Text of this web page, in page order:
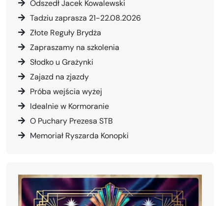
Odszedł Jacek Kowalewski
Tadziu zaprasza 21-22.08.2026
Złote Reguły Brydża
Zapraszamy na szkolenia
Słodko u Grażynki
Zajazd na zjazdy
Próba wejścia wyżej
Idealnie w Kormoranie
O Puchary Prezesa STB
Memoriał Ryszarda Konopki